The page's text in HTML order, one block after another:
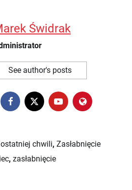
Świdrak
See author's posts
chwili, Zasłabnięcie
, zasłabnięcie